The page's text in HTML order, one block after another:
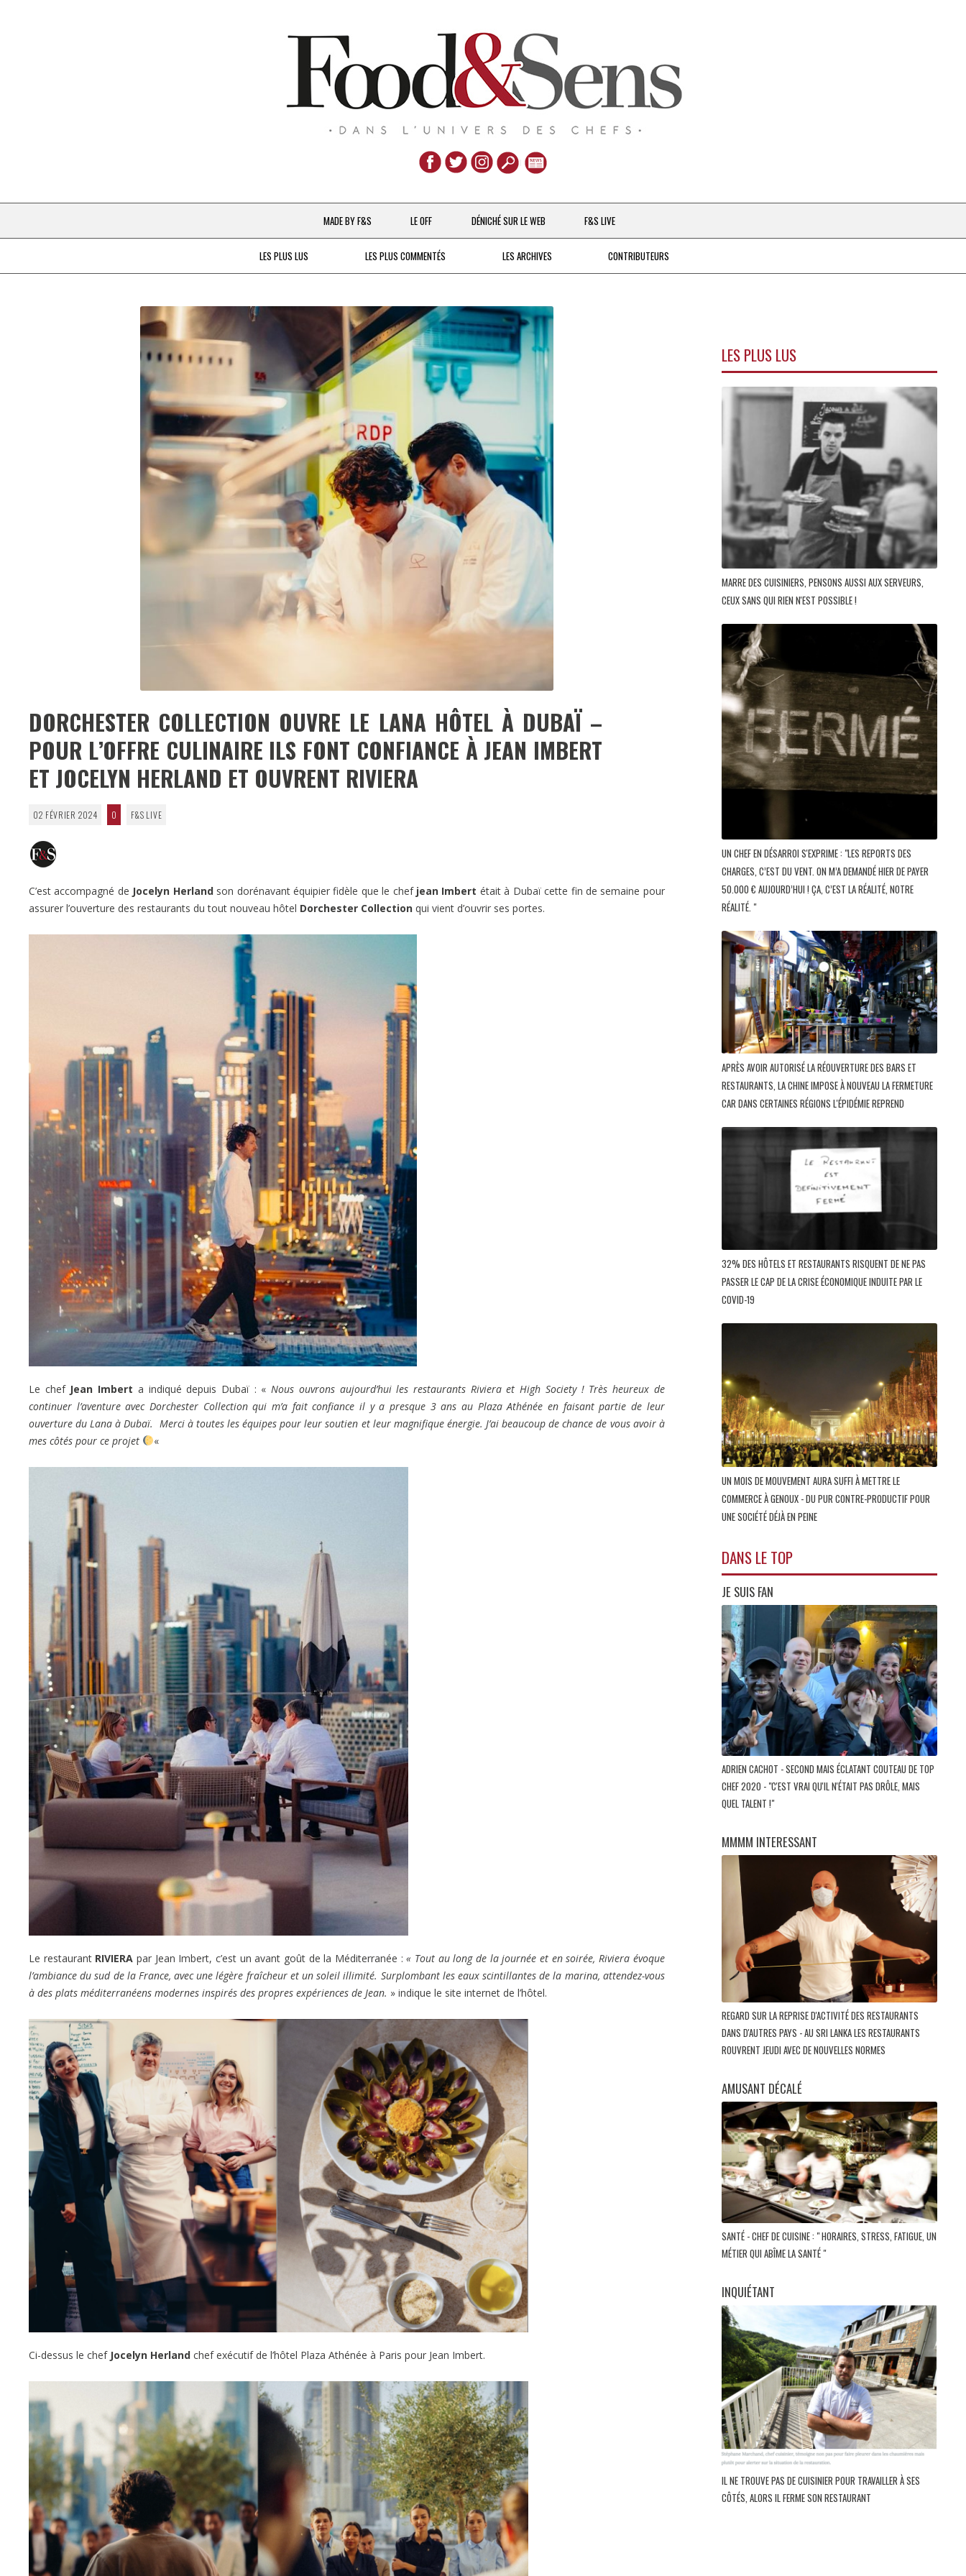
Aller
au
contenu
MADE BY F&S
CHEFS & ACTUALITÉS
À LA PETITE CUILLÈRE
DESTIN DE FEMME
V…DE VOYAGE
LE OFF DÉNICHÉ SUR LE WEB F&S LIVE
LES PLUS LUS LES PLUS COMMENTÉS LES ARCHIVES
DEPUIS 2016
CONTRIBUTEURS
DORCHESTER COLLECTION OUVRE LE LANA HÔTEL À DUBAÏ –
POUR L’OFFRE CULINAIRE ILS FONT CONFIANCE À JEAN IMBERT
ET JOCELYN HERLAND ET OUVRENT RIVIERA
02 FÉVRIER 2024 0 F&S LIVE
C’est accompagné de Jocelyn Herlandson dorénavant équipier fidèle que le chef jean Imbert était à Dubaï cette fin de semaine pour
assurer l’ouverture des restaurants du tout nouveau hôtel Dorchester Collection qui vient d’ouvrir ses portes.
Le chef Jean Imbert a indiqué depuis Dubaï : « Nous ouvrons aujourd’hui les restaurants Riviera et High Society ! Très heureux de
continuer l’aventure avec Dorchester Collection qui m’a fait confiance il y a presque 3 ans au Plaza Athénée en faisant partie de leur
ouverture du Lana à Dubaï. Merci à toutes les équipes pour leur soutien et leur magnifique énergie. J’ai beaucoup de chance de vous avoir à
mes côtés pour ce projet
«
Le restaurant RIVIERA par Jean Imbert, c’est un avant goût de la Méditerranée :« Tout au long de la journée et en soirée, Riviera évoque
l’ambiance du sud de la France, avec une légère fraîcheur et un soleil illimité. Surplombant les eaux scintillantes de la marina, attendez-vous
à des plats méditerranéens modernes inspirés des propres expériences de Jean. » indique le site internet de l’hôtel.
Ci-dessus le chefJocelyn Herland chef exécutif de l’hôtel Plaza Athénée à Paris pour Jean Imbert.
LES PLUS LUS
MARRE DES CUISINIERS, PENSONS AUSSI AUX SERVEURS,
CEUX SANS QUI RIEN N'EST POSSIBLE !
UN CHEF EN DÉSARROI S'EXPRIME : "LES REPORTS DES
CHARGES, C’EST DU VENT. ON M’A DEMANDÉ HIER DE PAYER
50.000 € AUJOURD’HUI ! ÇA, C’EST LA RÉALITÉ, NOTRE
RÉALITÉ. "
APRÈS AVOIR AUTORISÉ LA RÉOUVERTURE DES BARS ET
RESTAURANTS, LA CHINE IMPOSE À NOUVEAU LA FERMETURE
CAR DANS CERTAINES RÉGIONS L'ÉPIDÉMIE REPREND
32% DES HÔTELS ET RESTAURANTS RISQUENT DE NE PAS
PASSER LE CAP DE LA CRISE ÉCONOMIQUE INDUITE PAR LE
COVID-19
UN MOIS DE MOUVEMENT AURA SUFFI À METTRE LE
COMMERCE À GENOUX - DU PUR CONTRE-PRODUCTIF POUR
UNE SOCIÉTÉ DÉJÀ EN PEINE
DANS LE TOP
JE SUIS FAN
ADRIEN CACHOT - SECOND MAIS ÉCLATANT COUTEAU DE TOP
CHEF 2020 - "C'EST VRAI QU'IL N'ÉTAIT PAS DRÔLE, MAIS
QUEL TALENT !"
MMMM INTERESSANT
REGARD SUR LA REPRISE D'ACTIVITÉ DES RESTAURANTS
DANS D'AUTRES PAYS - AU SRI LANKA LES RESTAURANTS
ROUVRENT JEUDI AVEC DE NOUVELLES NORMES
AMUSANT DÉCALÉ
SANTÉ - CHEF DE CUISINE : " HORAIRES, STRESS, FATIGUE, UN
MÉTIER QUI ABÎME LA SANTÉ "
INQUIÉTANT
IL NE TROUVE PAS DE CUISINIER POUR TRAVAILLER À SES
CÔTÉS, ALORS IL FERME SON RESTAURANT